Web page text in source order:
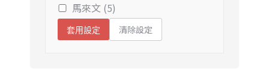
馬來文 (5)
套用設定 清除設定